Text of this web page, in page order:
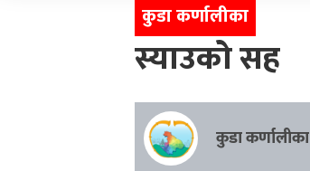
कुडा कर्णालीका
स्याउको सह
कुडा कर्णालीका